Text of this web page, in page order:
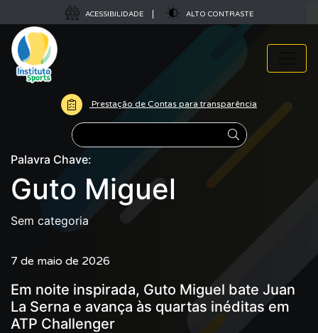
ACESSIBILIDADE ALTO CONTRASTE
Prestação de Contas para transparência
Pesquisar
Palavra Chave:
Guto Miguel
Sem categoria
7 de maio de 2026
Em noite inspirada, Guto Miguel bate Juan
La Serna e avança às quartas inéditas em
ATP Challenger